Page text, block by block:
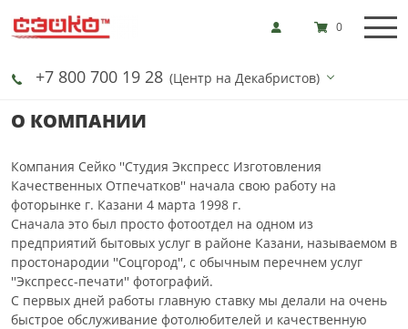
+7 800 700 19 28 (Центр на Декабристов)
0
О КОМПАНИИ
Компания Сейко ''Студия Экспресс Изготовления
Качественных Отпечатков'' начала свою работу на
фоторынке г. Казани 4 марта 1998 г.
Сначала это был просто фотоотдел на одном из
предприятий бытовых услуг в районе Казани, называемом в
простонародии ''Соцгород'', с обычным перечнем услуг
''Экспресс-печати'' фотографий.
С первых дней работы главную ставку мы делали на очень
быстрое обслуживание фотолюбителей и качественную